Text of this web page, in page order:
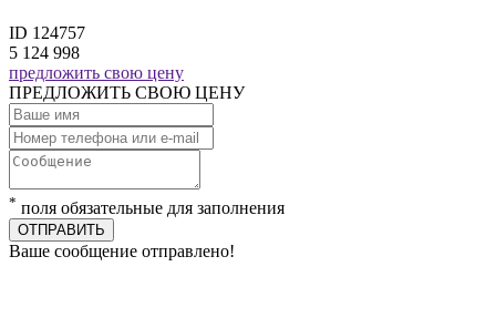
ID 124757
5 124 998
предложить свою цену
ПРЕДЛОЖИТЬ СВОЮ ЦЕНУ
* поля обязательные для заполнения
ОТПРАВИТЬ
Ваше сообщение отправлено!